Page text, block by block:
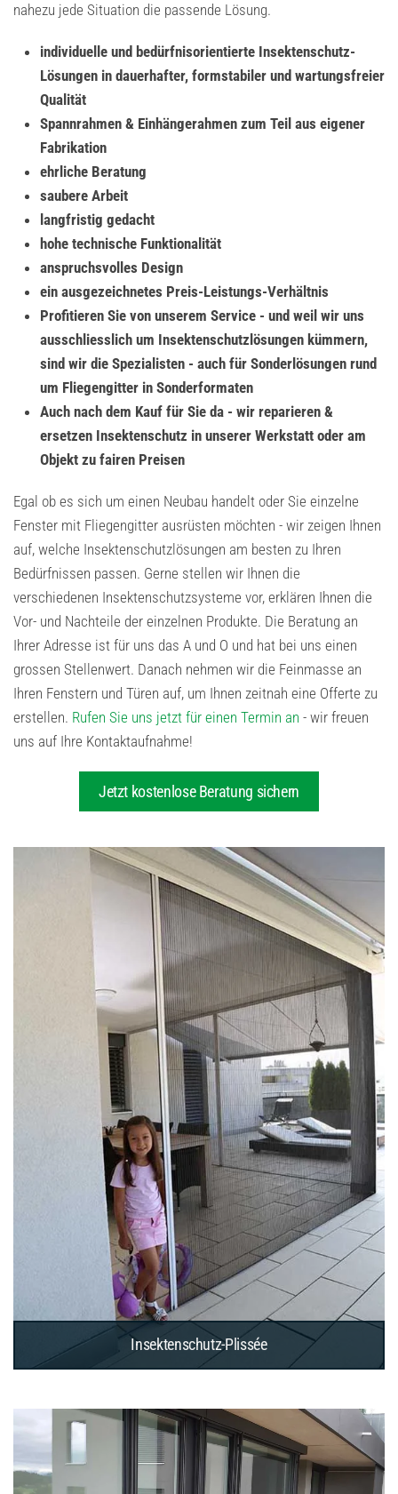
nahezu jede Situation die passende Lösung.
individuelle und bedürfnisorientierte Insektenschutz-
Lösungen in dauerhafter, formstabiler und wartungsfreier
Qualität
Spannrahmen & Einhängerahmen zum Teil aus eigener
Fabrikation
ehrliche Beratung
saubere Arbeit
langfristig gedacht
hohe technische Funktionalität
anspruchsvolles Design
ein ausgezeichnetes Preis-Leistungs-Verhältnis
Profitieren Sie von unserem Service - und weil wir uns
ausschliesslich um Insektenschutzlösungen kümmern,
sind wir die Spezialisten - auch für Sonderlösungen rund
um Fliegengitter in Sonderformaten
Auch nach dem Kauf für Sie da - wir reparieren &
ersetzen Insektenschutz in unserer Werkstatt oder am
Objekt zu fairen Preisen
Egal ob es sich um einen Neubau handelt oder Sie einzelne
Fenster mit Fliegengitter ausrüsten möchten - wir zeigen Ihnen
auf, welche Insektenschutzlösungen am besten zu Ihren
Bedürfnissen passen. Gerne stellen wir Ihnen die
verschiedenen Insektenschutzsysteme vor, erklären Ihnen die
Vor- und Nachteile der einzelnen Produkte. Die Beratung an
Ihrer Adresse ist für uns das A und O und hat bei uns einen
grossen Stellenwert. Danach nehmen wir die Feinmasse an
Ihren Fenstern und Türen auf, um Ihnen zeitnah eine Offerte zu
erstellen. Rufen Sie uns jetzt für einen Termin an - wir freuen
uns auf Ihre Kontaktaufnahme!
Jetzt kostenlose Beratung sichern
Insektenschutz-Plissée